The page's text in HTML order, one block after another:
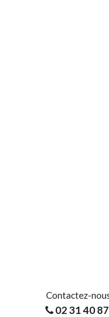
Contactez-
02 31 40